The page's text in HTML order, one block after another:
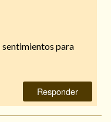
sentimientos para
Responder